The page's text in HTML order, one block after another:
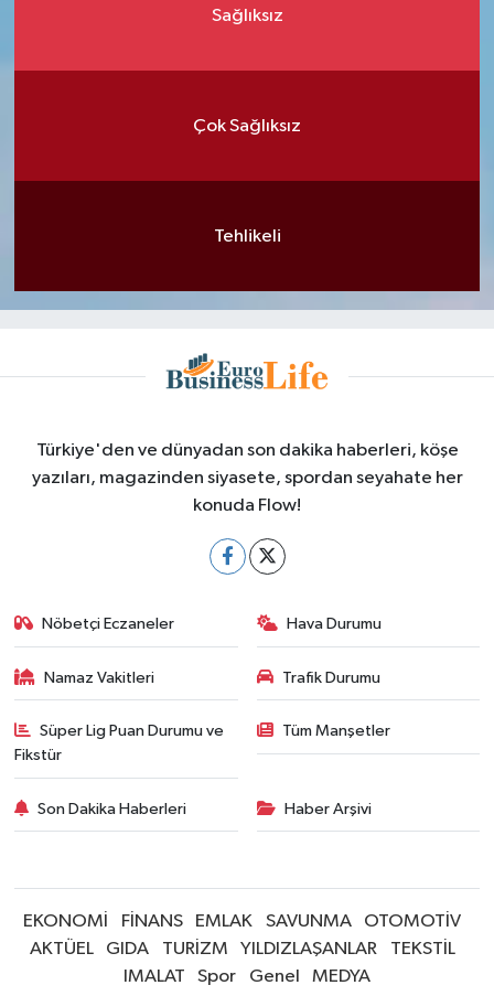
Sağlıksız
Çok Sağlıksız
Tehlikeli
Türkiye'den ve dünyadan son dakika haberleri, köşe
yazıları, magazinden siyasete, spordan seyahate her
konuda Flow!
Nöbetçi Eczaneler Hava Durumu
Namaz Vakitleri Trafik Durumu
Süper Lig Puan Durumu ve
Fikstür
Tüm Manşetler
Son Dakika Haberleri Haber Arşivi
EKONOMİ FİNANS EMLAK SAVUNMA
OTOMOTİV
AKTÜEL
GIDA TURİZM YILDIZLAŞANLAR
TEKSTİL
IMALAT
Spor Genel MEDYA